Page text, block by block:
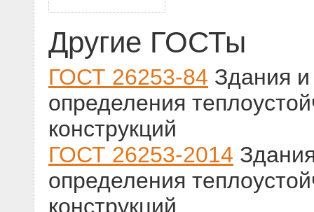
Другие ГОСТы
ГОСТ 26253-84 Здания
определения
конструкций
ГОСТ 26253-2014
определения
конструкций